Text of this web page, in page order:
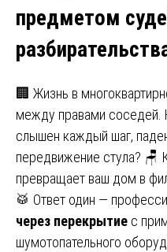
предметом
🏢 Жизнь в
между правами соседей.
слышен каждый шаг,
передвижение стула? 🪑
превращает ваш дом в
🥁 Ответ один —
через перекрытие с
шумотопательного